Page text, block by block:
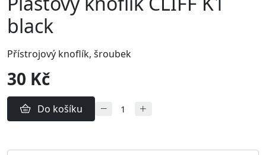
black
Přístrojový knoflík, šroubek
30 Kč
Do košíku